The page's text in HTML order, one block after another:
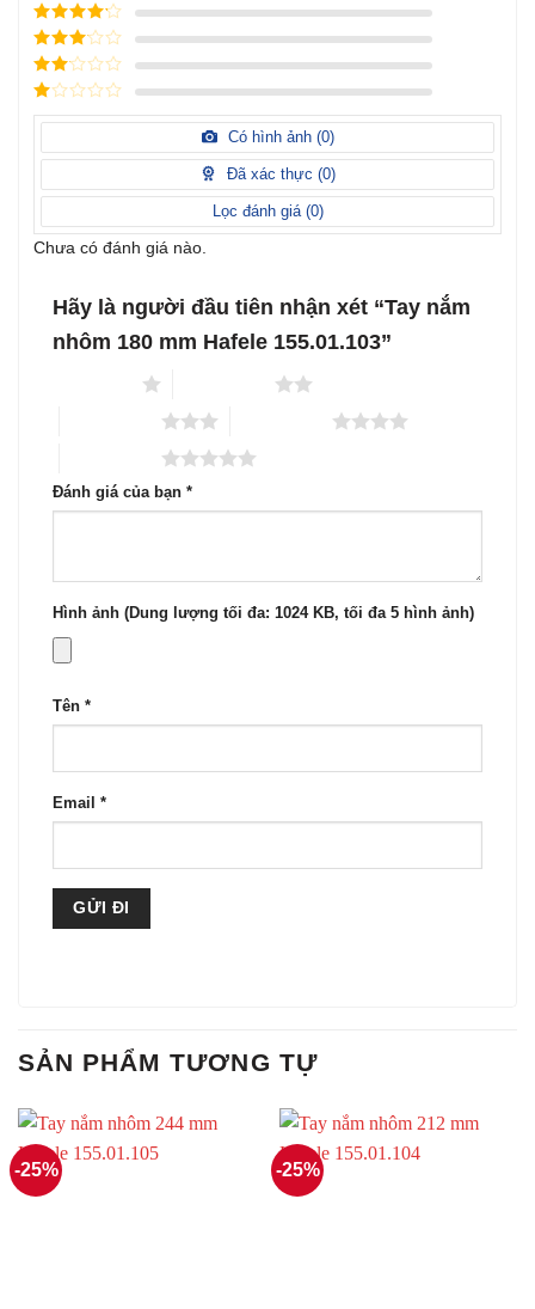
Được xếp
hạng
5
5
sao
Được xếp
hạng
4
5
sao
Được
xếp
hạng3
5 sao
Được
hạng
sao
Được
hạng
sao
Có hình ảnh (0)
Đã xác thực (0)
Lọc đánh giá (0)
Chưa có đánh giá nào.
Hãy là người đầu tiên nhận xét “Tay nắm
nhôm 180 mm Hafele 155.01.103”
Đánh giá của bạn *
Hình ảnh (Dung lượng tối đa: 1024 KB, tối đa 5 hình ảnh)
Tên *
Email *
SẢN PHẨM TƯƠNG TỰ
-25% -25%